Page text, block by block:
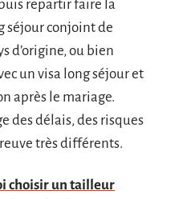
repartir faire la
séjour conjoint de
d’origine, ou bien
un visa long séjour et
après le mariage.
des délais, des risques
très différents.
choisir un tailleur